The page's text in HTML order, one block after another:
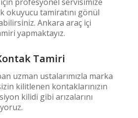
okuyucu tamiratını gönül
Ankara araç içi
yapmaktayız.
Tamiri
uzman ustalarımızla marka
kilitlenen kontaklarınızın
kilidi gibi arızalarını